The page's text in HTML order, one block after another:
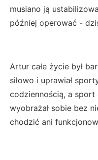
musiano ją
później operować -
Artur całe życie był
siłowo i uprawiał
codziennością, a sport
wyobrażał sobie bez
chodzić ani